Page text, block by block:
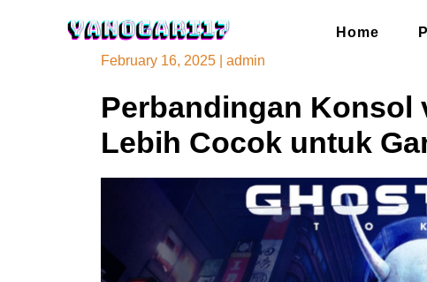
Home
February 16, 2025
admin
Perbandingan Konsol
Lebih Cocok untuk